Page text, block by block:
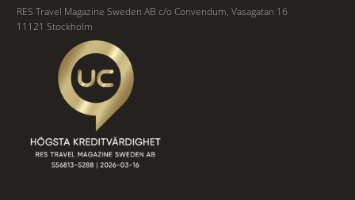
RES Travel Magazine Sweden AB c/o Convendum, Vasagatan 16
11121 Stockholm